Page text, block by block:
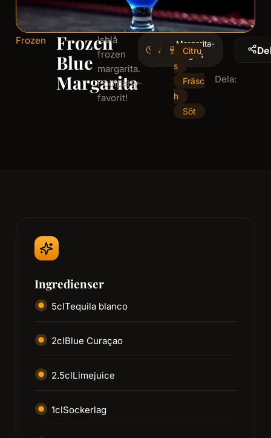
Frozen
Frozen
Blue
Margarita
Isblå
frozen
margarita.
Poolparty-
favorit!
4
minminutes
1
serving
Margarita-
glas
Citru
s
Fräsc
h
Söt
Dela:
Ingredienser
5clTequila blanco
2clBlue Curaçao
2.5clLimejuice
1clSockerlag